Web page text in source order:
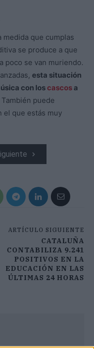
que cumplas
se produce a que
poco se van muriendo.
esta situación
con los cascosa
También puede
el que estás muy
ARTÍCULO SIGUIENTE
CATALUÑA
CONTABILIZA 9.241
POSITIVOS EN LA
EDUCACIÓN EN LAS
ÚLTIMAS 24 HORAS